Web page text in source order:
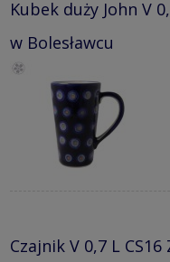
Kubek duży John V
w Bolesławcu
Czajnik V 0,7 L